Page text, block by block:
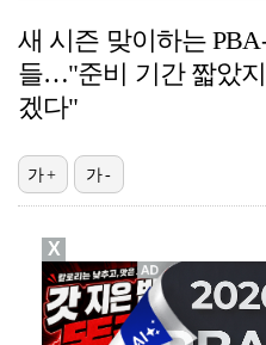
새 시즌 맞이하는
들…"준비 기간 짧았
겠다"
가+ 가-
X